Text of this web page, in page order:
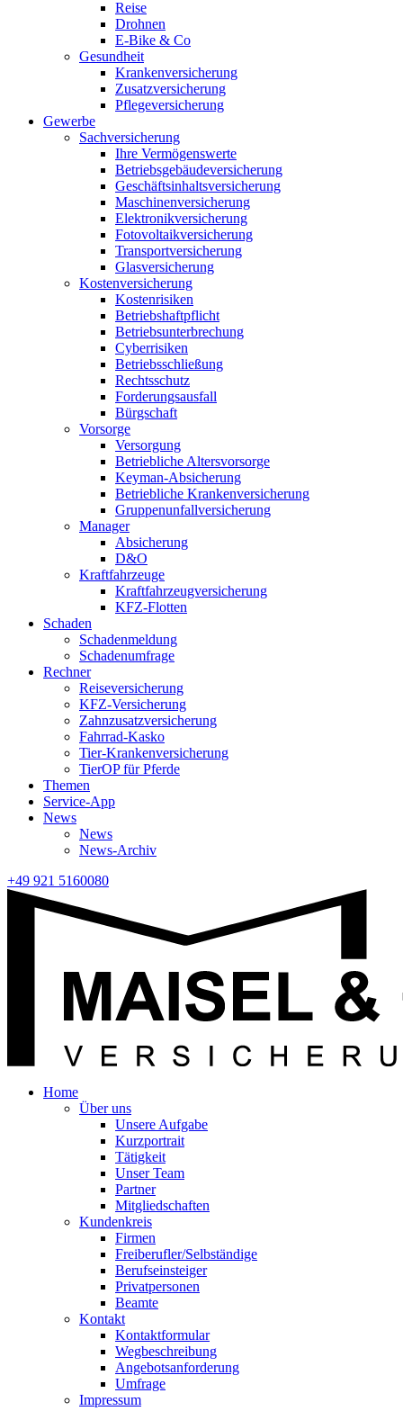
Reise
Drohnen
E-Bike & Co
Gesundheit
Krankenversicherung
Zusatzversicherung
Pflegeversicherung
Gewerbe
Sachversicherung
Ihre Vermögenswerte
Betriebsgebäudeversicherung
Geschäftsinhaltsversicherung
Maschinenversicherung
Elektronikversicherung
Fotovoltaikversicherung
Transportversicherung
Glasversicherung
Kostenversicherung
Kostenrisiken
Betriebshaftpflicht
Betriebsunterbrechung
Cyberrisiken
Betriebsschließung
Rechtsschutz
Forderungsausfall
Bürgschaft
Vorsorge
Versorgung
Betriebliche Altersvorsorge
Keyman-Absicherung
Betriebliche Krankenversicherung
Gruppenunfallversicherung
Manager
Absicherung
D&O
Kraftfahrzeuge
Kraftfahrzeugversicherung
KFZ-Flotten
Schaden
Schadenmeldung
Schadenumfrage
Rechner
Reiseversicherung
KFZ-Versicherung
Zahnzusatzversicherung
Fahrrad-Kasko
Tier-Krankenversicherung
TierOP für Pferde
Themen
Service-App
News
News
News-Archiv
+49 921 5160080
Home
Über uns
Unsere Aufgabe
Kurzportrait
Tätigkeit
Unser Team
Partner
Mitgliedschaften
Kundenkreis
Firmen
Freiberufler/Selbständige
Berufseinsteiger
Privatpersonen
Beamte
Kontakt
Kontaktformular
Wegbeschreibung
Angebotsanforderung
Umfrage
Impressum